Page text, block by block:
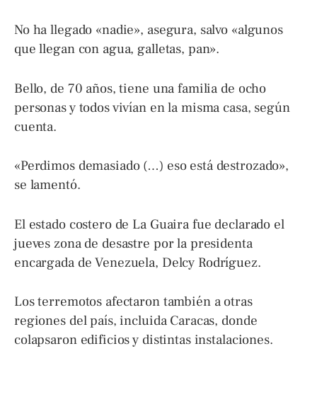
No ha llegado «nadie», asegura, salvo «algunos
que llegan con agua, galletas, pan».
Bello, de 70 años, tiene una familia de ocho
personas y todos vivían en la misma casa, según
cuenta.
«Perdimos demasiado (…) eso está destrozado»,
se lamentó.
El estado costero de La Guaira fue declarado el
jueves zona de desastre por la presidenta
encargada de Venezuela, Delcy Rodríguez.
Los terremotos afectaron también a otras
regiones del país, incluida Caracas, donde
colapsaron edificios y distintas instalaciones.